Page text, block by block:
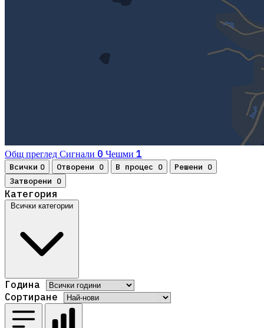
Общ преглед Сигнали 0 Чешми 1
Всички 0 Отворени 0 В процес 0 Решени 0
Затворени 0
Категория
Всички категории
Година
Сортиране